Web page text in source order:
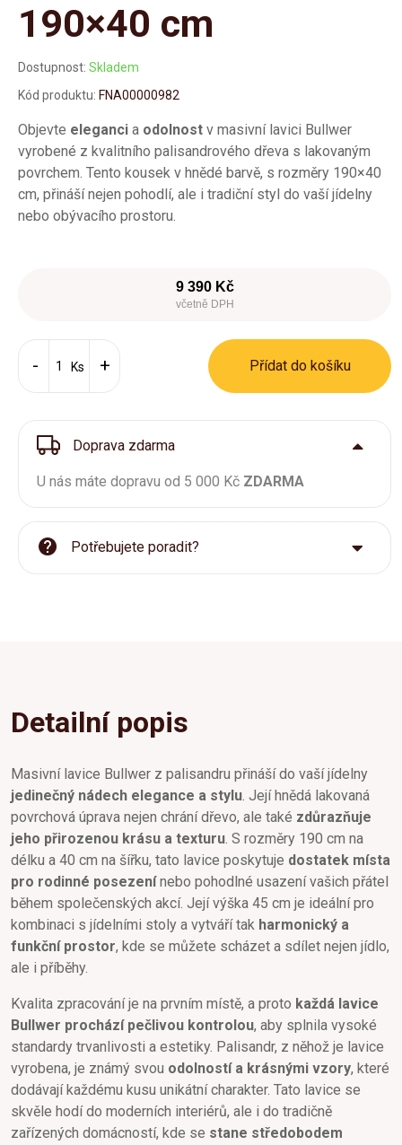
190×40 cm
Dostupnost: Skladem
Kód produktu: FNA00000982
Objevte eleganci a odolnost v masivní lavici Bullwer
vyrobené z kvalitního palisandrového dřeva s lakovaným
povrchem. Tento kousek v hnědé barvě, s rozměry 190×40
cm, přináší nejen pohodlí, ale i tradiční styl do vaší jídelny
nebo obývacího prostoru.
9 390 Kč
včetně DPH
Ks Přídat do košíku
Doprava zdarma
U nás máte dopravu od 5 000 Kč ZDARMA
Potřebujete poradit?
Detailní popis
Masivní lavice Bullwer z palisandru přináší do vaší jídelny
jedinečný nádech elegance a stylu . Její hnědá lakovaná
povrchová úprava nejen chrání dřevo, ale také zdůrazňuje
jeho přirozenou krásu a texturu . S rozměry 190 cm na
délku a 40 cm na šířku, tato lavice poskytuje dostatek místa
pro rodinné posezenínebo pohodlné usazení vašich přátel
během společenských akcí. Její výška 45 cm je ideální pro
kombinaci s jídelními stoly a vytváří tak harmonický a
funkční prostor, kde se můžete scházet a sdílet nejen jídlo,
ale i příběhy.
Kvalita zpracování je na prvním místě, a proto každá lavice
Bullwer prochází pečlivou kontrolou, aby splnila vysoké
standardy trvanlivosti a estetiky. Palisandr, z něhož je lavice
vyrobena, je známý svou odolností a krásnými vzory, které
dodávají každému kusu unikátní charakter. Tato lavice se
skvěle hodí do moderních interiérů, ale i do tradičně
zařízených domácností, kde se stane středobodem